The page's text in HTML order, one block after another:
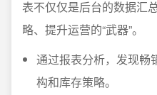
表不仅仅是后台的数据汇
略、提升运营的“武器”。
通过报表分析，发现畅
构和库存策略。